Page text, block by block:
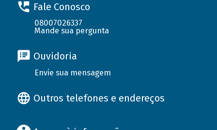
Fale Conosco
08007026337
Mande sua pergunta
Ouvidoria
Envie sua mensagem
Outros telefones e endereços